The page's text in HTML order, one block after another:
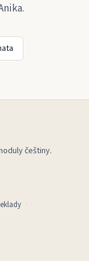
.
češtiny.